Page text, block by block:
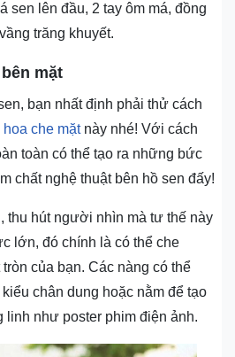
sen lên đầu, 2 tay ôm má, đồng
trăng khuyết.
mặt
bạn nhất định phải thử cách
che mặtnày nhé! Với cách
toàn có thể tạo ra những bức
chất nghệ thuật bên hồ sen đấy!
thu hút người nhìn mà tư thế này
lớn, đó chính là có thể che
của bạn. Các nàng có thể
chân dung hoặc nằm để tạo
linh như poster phim điện ảnh.